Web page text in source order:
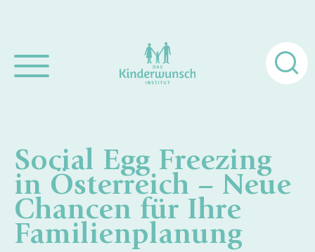
Social Egg Freezing
in Österreich – Neue
Chancen für Ihre
Familienplanung